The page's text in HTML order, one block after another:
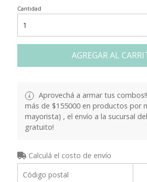
Cantidad
AGREGAR AL
Aprovechá a armar tus
más de $155000 en productos por
mayorista) , el envío a la sucursal
gratuito!
Calculá el costo de envío